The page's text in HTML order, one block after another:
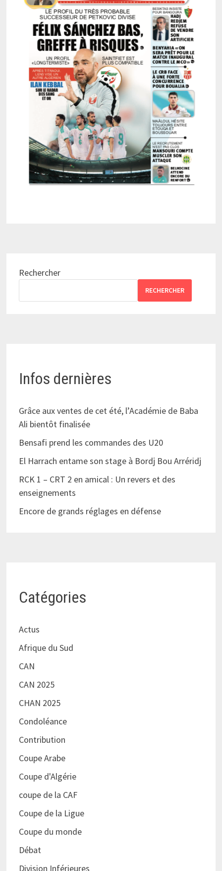
Rechercher
RECHERCHER
Infos dernières
Grâce aux ventes de cet été, l’Académie de Baba
Ali bientôt finalisée
Bensafi prend les commandes des U20
El Harrach entame son stage à Bordj Bou Arréridj
RCK 1 – CRT 2 en amical : Un revers et des
enseignements
Encore de grands réglages en défense
Catégories
Actus
Afrique du Sud
CAN
CAN 2025
CHAN 2025
Condoléance
Contribution
Coupe Arabe
Coupe d'Algérie
coupe de la CAF
Coupe de la Ligue
Coupe du monde
Débat
Division Inférieures